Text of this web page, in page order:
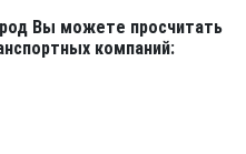
Вы можете просчитать
компаний: